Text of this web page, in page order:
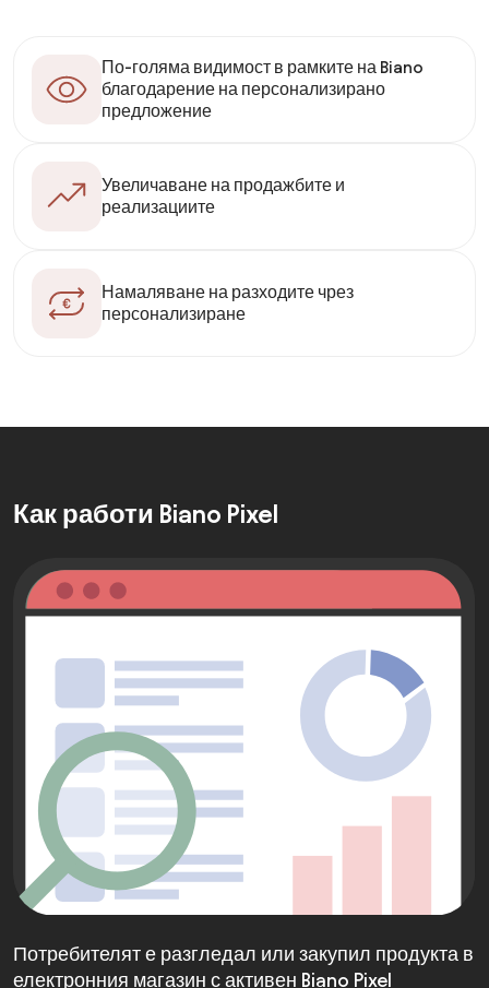
По-голяма видимост в рамките на Biano
благодарение на персонализирано
предложение
Увеличаване на продажбите и
реализациите
Намаляване на разходите чрез
персонализиране
Как работи Biano Pixel
Потребителят е разгледал или закупил продукта в
електронния магазин с активен Biano Pixel